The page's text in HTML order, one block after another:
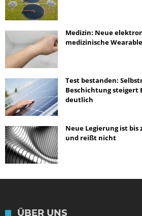
Medizin: Neue
medizinische
Test bestanden:
Beschichtung steigert
deutlich
Neue Legierung ist bis
und reißt nicht
ÜBER UNS